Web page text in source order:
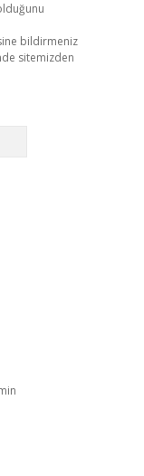
bildirmeniz
sitemizden